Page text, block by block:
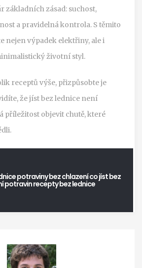
základních zásad: suchost,
a pravidelná kontrola. S těmito
nejen výpadek elektřiny, ale i
životní styl.
receptů výše, přizpůsobte je
že jíst bez lednice není
příležitost objevit chutě, které
potraviny bez chlazeníco jíst bez
potravinrecepty bez lednice